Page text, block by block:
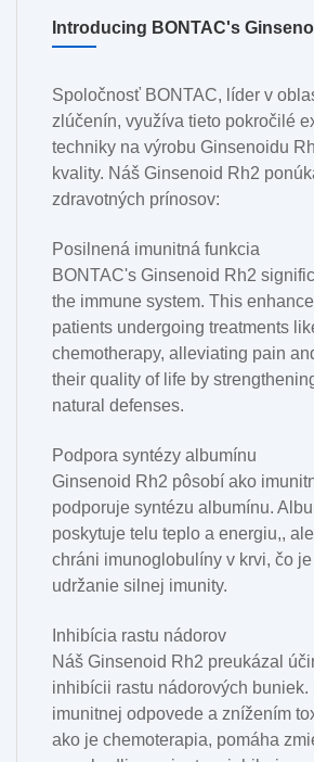
Introducing BONTAC's
Spoločnosť BONTAC, líder v
zlúčenín, využíva tieto pokročilé
techniky na výrobu Ginsenoidu
kvality. Náš Ginsenoid Rh2
zdravotných prínosov:
Posilnená imunitná funkcia
BONTAC's Ginsenoid Rh2
the immune system. This
patients undergoing treatments
chemotherapy, alleviating pain
their quality of life by
natural defenses.
Podpora syntézy albumínu
Ginsenoid Rh2 pôsobí ako
podporuje syntézu albumínu.
poskytuje telu teplo a energiu,,
chráni imunoglobulíny v krvi, čo
udržanie silnej imunity.
Inhibícia rastu nádorov
Náš Ginsenoid Rh2 preukázal
inhibícii rastu nádorových
imunitnej odpovede a znížením
ako je chemoterapia, pomáha